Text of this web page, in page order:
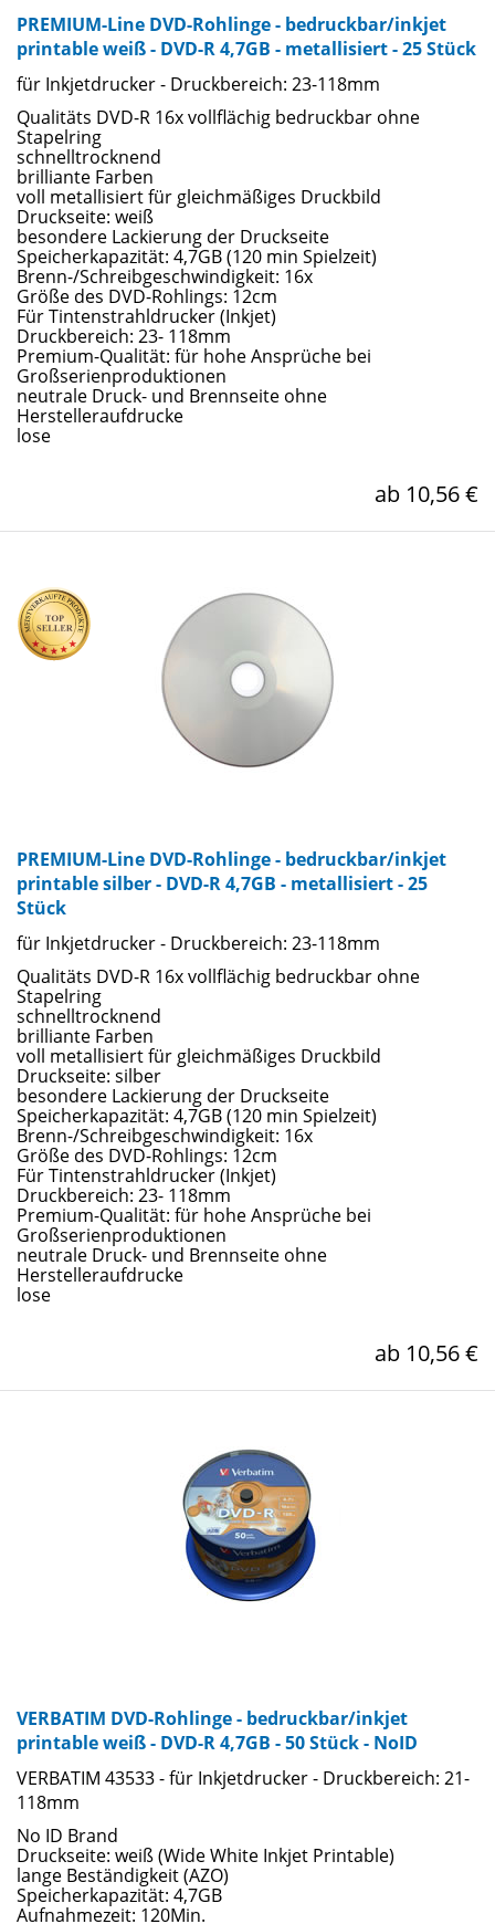
PREMIUM-Line DVD-Rohlinge - bedruckbar/inkjet
printable weiß - DVD-R 4,7GB - metallisiert - 25 Stück
für Inkjetdrucker - Druckbereich: 23-118mm
Qualitäts DVD-R 16x vollflächig bedruckbar ohne
Stapelring
schnelltrocknend
brilliante Farben
voll metallisiert für gleichmäßiges Druckbild
Druckseite: weiß
besondere Lackierung der Druckseite
Speicherkapazität: 4,7GB (120 min Spielzeit)
Brenn-/Schreibgeschwindigkeit: 16x
Größe des DVD-Rohlings: 12cm
Für Tintenstrahldrucker (Inkjet)
Druckbereich: 23- 118mm
Premium-Qualität: für hohe Ansprüche bei
Großserienproduktionen
neutrale Druck- und Brennseite ohne
Herstelleraufdrucke
lose
ab 10,56 €
PREMIUM-Line DVD-Rohlinge - bedruckbar/inkjet
printable silber - DVD-R 4,7GB - metallisiert - 25
Stück
für Inkjetdrucker - Druckbereich: 23-118mm
Qualitäts DVD-R 16x vollflächig bedruckbar ohne
Stapelring
schnelltrocknend
brilliante Farben
voll metallisiert für gleichmäßiges Druckbild
Druckseite: silber
besondere Lackierung der Druckseite
Speicherkapazität: 4,7GB (120 min Spielzeit)
Brenn-/Schreibgeschwindigkeit: 16x
Größe des DVD-Rohlings: 12cm
Für Tintenstrahldrucker (Inkjet)
Druckbereich: 23- 118mm
Premium-Qualität: für hohe Ansprüche bei
Großserienproduktionen
neutrale Druck- und Brennseite ohne
Herstelleraufdrucke
lose
ab 10,56 €
VERBATIM DVD-Rohlinge - bedruckbar/inkjet
printable weiß - DVD-R 4,7GB - 50 Stück - NoID
VERBATIM 43533 - für Inkjetdrucker - Druckbereich: 21-
118mm
No ID Brand
Druckseite: weiß (Wide White Inkjet Printable)
lange Beständigkeit (AZO)
Speicherkapazität: 4,7GB
Aufnahmezeit: 120Min.